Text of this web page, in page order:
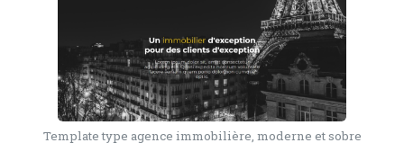
Template type agence immobilière, moderne et sobre